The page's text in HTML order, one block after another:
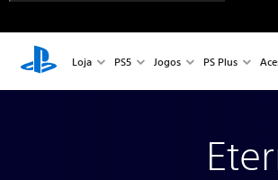
Loja PS5 Jogos PS Plus